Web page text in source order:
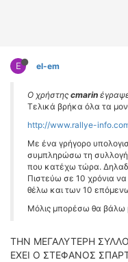
E el-em
Ο χρήστης cmarin
Τελικά βρήκα όλα τα
http://www.rallye-
Με ένα γρήγορο
συμπληρώσω τη
που κατέχω τώρα.
Πιστεύω σε 10 χρόνια
θέλω και των 10
Μόλις μπορέσω θα βάλω
THN MEΓΑΛΥΤΕΡΗ
ΕΧΕΙ Ο ΣΤΕΦΑΝΟΣ